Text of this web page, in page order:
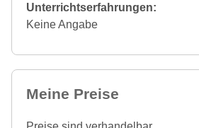
Unterrichtserfahrungen:
Keine Angabe
Meine Preise